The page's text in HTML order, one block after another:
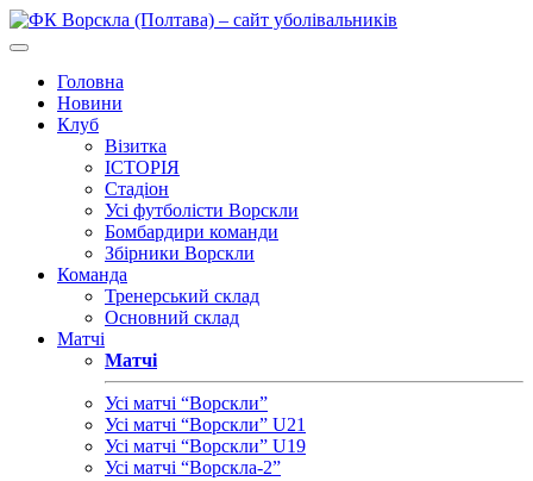
Головна
Новини
Клуб
Візитка
ІСТОРІЯ
Стадіон
Усі футболісти Ворскли
Бомбардири команди
Збірники Ворскли
Команда
Тренерський склад
Основний склад
Матчі
Матчі
Усі матчі “Ворскли”
Усі матчі “Ворскли” U21
Усі матчі “Ворскли” U19
Усі матчі “Ворскла-2”